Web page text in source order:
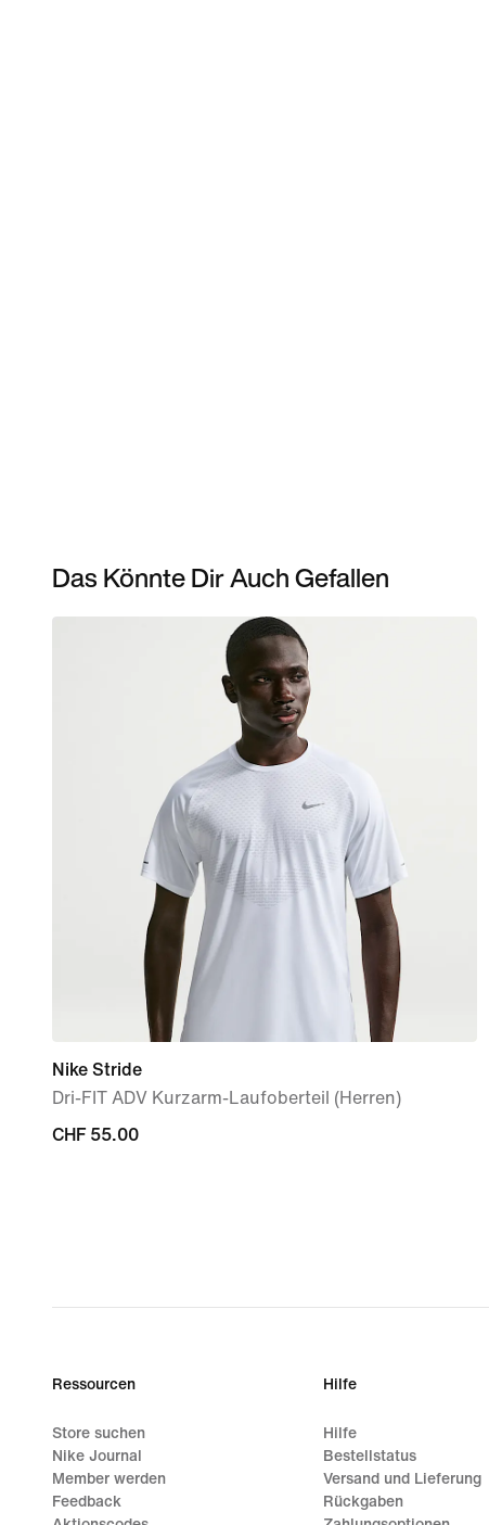
Das Könnte Dir Auch Gefallen
Nike Stride
Dri-FIT ADV Kurzarm-Laufoberteil (Herren)
CHF 55.00
CHF 55.00
Ressourcen
Store suchen
Nike Journal
Member werden
Feedback
Hilfe
Hilfe
Bestellstatus
Versand und Lieferung
Rückgaben